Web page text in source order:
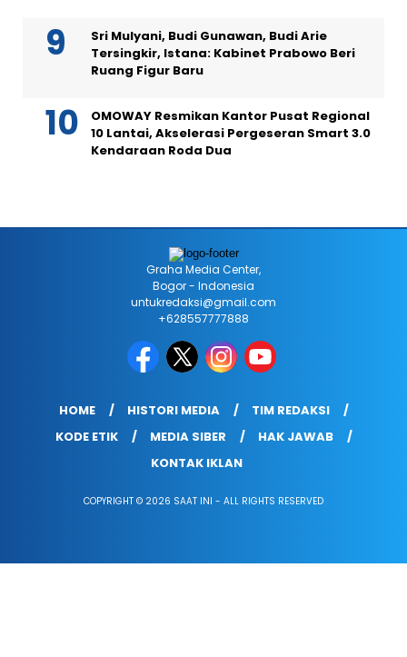
Sri Mulyani, Budi Gunawan, Budi Arie
Tersingkir, Istana: Kabinet Prabowo Beri
Ruang Figur Baru
OMOWAY Resmikan Kantor Pusat Regional
10 Lantai, Akselerasi Pergeseran Smart 3.0
Kendaraan Roda Dua
Graha Media Center,
Bogor - Indonesia
untukredaksi@gmail.com
+628557777888
HOME HISTORI MEDIA
TIM REDAKSI
KODE ETIK
MEDIA SIBER
HAK JAWAB
KONTAK IKLAN
COPYRIGHT © 2026 SAAT INI - ALL RIGHTS RESERVED